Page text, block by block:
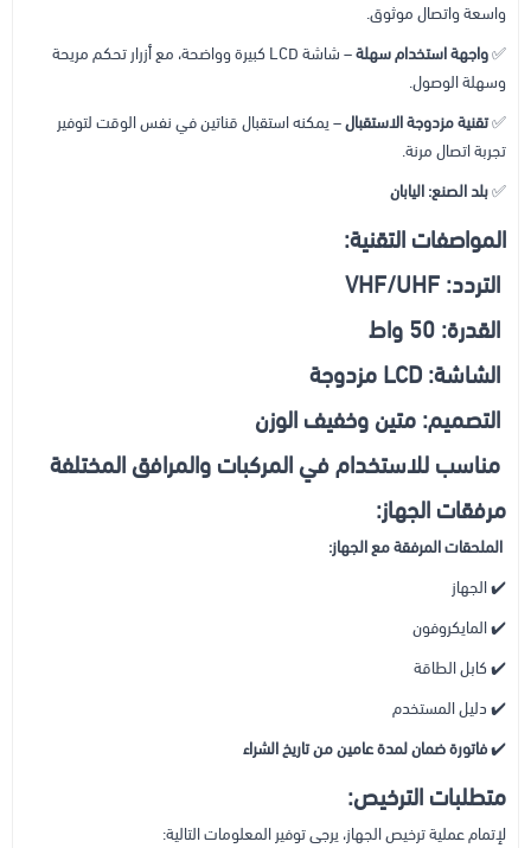
واسعة واتصال موثوق.
✅واجهة استخدام سهلة
– شاشة LCD كبيرة وواضحة، مع أزرار تحكم مريحة
وسهلة الوصول.
✅تقنية مزدوجة الاستقبال– يمكنه استقبال قناتين في نفس الوقت لتوفير
تجربة اتصال مرنة.
✅بلد الصنع: اليابان
المواصفات التقنية:
التردد: VHF/UHF
القدرة: 50 واط
الشاشة: LCD مزدوجة
التصميم: متين وخفيف الوزن
مناسب للاستخدام في المركبات والمرافق المختلفة
مرفقات الجهاز:
الملحقات المرفقة مع الجهاز:
✔️ الجهاز
✔️ المايكروفون
✔️ كابل الطاقة
✔️ دليل المستخدم
✔️فاتورة ضمان لمدة عامين من تاريخ الشراء
متطلبات الترخيص:
لإتمام عملية ترخيص الجهاز، يرجى توفير المعلومات التالية: